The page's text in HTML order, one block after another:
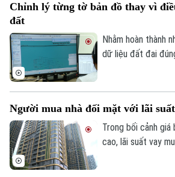
Âm nhạc
Chỉnh lý từng tờ bản đồ thay vì
đất
Nhằm hoàn thành
dữ liệu đất đai
từng tờ bản đồ
đất như trước đây
là giải pháp tối ưu.
Người mua nhà đối mặt với lãi
Trong bối cảnh giá
cao, lãi suất vay